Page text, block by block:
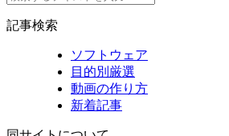
記事検索
ソフトウェア
目的別厳選
動画の作り方
新着記事